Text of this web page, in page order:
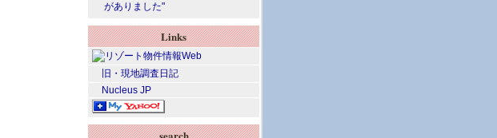
がありました"
Links
旧・現地調査日記
Nucleus JP